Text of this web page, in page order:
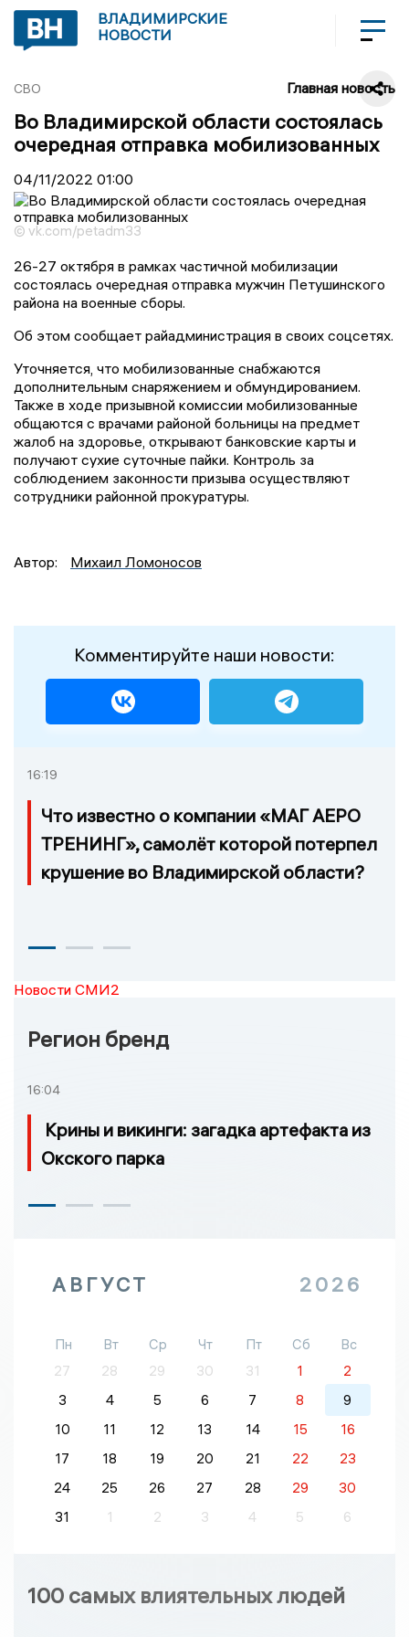
ВЛАДИМИРСКИЕ
НОВОСТИ
СВО Главная новость
Во Владимирской области состоялась
очередная отправка мобилизованных
04/11/2022 01:00
© vk.com/petadm33
26-27 октября в рамках частичной мобилизации
состоялась очередная отправка мужчин Петушинского
района на военные сборы.
Об этом сообщает райадминистрация в своих соцсетях.
Уточняется, что мобилизованные снабжаются
дополнительным снаряжением и обмундированием.
Также в ходе призывной комиссии мобилизованные
общаются с врачами районой больницы на предмет
жалоб на здоровье, открывают банковские карты и
получают сухие суточные пайки. Контроль за
соблюдением законности призыва осуществляют
сотрудники районной прокуратуры.
Автор: Михаил Ломоносов
Комментируйте наши новости:
16:19
Что известно о компании «МАГ АЕРО
ТРЕНИНГ», самолёт которой потерпел
крушение во Владимирской области?
Новости СМИ2
Регион бренд
16:04
Крины и викинги: загадка артефакта из
Окского парка
АВГУСТ 2026
Пн Вт Ср Чт Пт Сб
Вс
27
28 29 30 31 1
2
3
4 5 6 7 8
9
10
11 12 13 14 15
16
17
18 19 20 21 22
23
24
25 26 27 28 29
30
31
1 2 3 4 5 6
100 самых влиятельных людей